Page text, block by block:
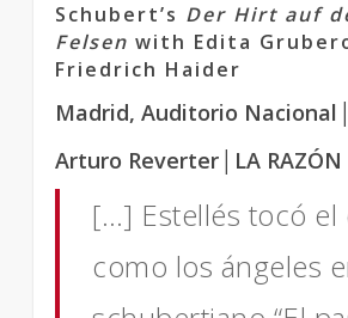
Schubert’s Der Hirt auf
Felsen with Edita
Friedrich Haider
Madrid, Auditorio
Arturo Reverter│LA RAZÓN
[…] Estellés tocó el
como los ángeles